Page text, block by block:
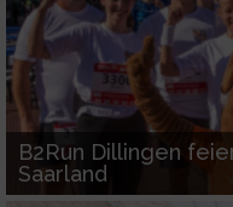
B2Run Dillingen
Saarland